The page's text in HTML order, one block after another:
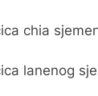
chia
lanenog